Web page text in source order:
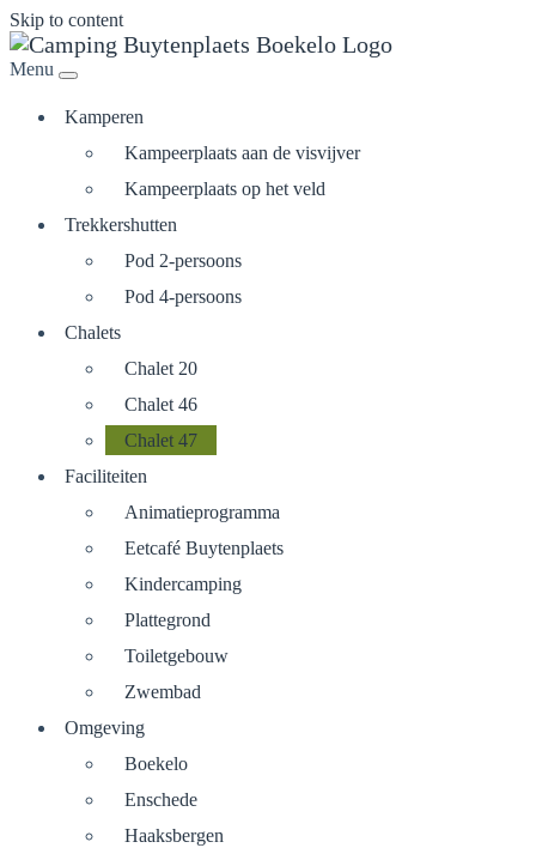
Skip to content
Menu
Kamperen
Kampeerplaats aan de visvijver
Kampeerplaats op het veld
Trekkershutten
Pod 2-persoons
Pod 4-persoons
Chalets
Chalet 20
Chalet 46
Chalet 47
Faciliteiten
Animatieprogramma
Eetcafé Buytenplaets
Kindercamping
Plattegrond
Toiletgebouw
Zwembad
Omgeving
Boekelo
Enschede
Haaksbergen